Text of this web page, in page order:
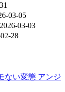
03-05
2026-03-03
28
ない変態 アンジ